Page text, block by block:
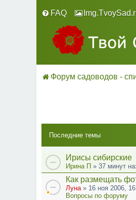
FAQ
Форум садоводов -
Последние темы
Ирисы сибирские
Ирина П » 37 минут
Как размещать
Луна » 16 ноя 2006,
Вопросы по форуму